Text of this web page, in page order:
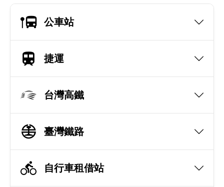
公車站
捷運
台灣高鐵
臺灣鐵路
自行車租借站